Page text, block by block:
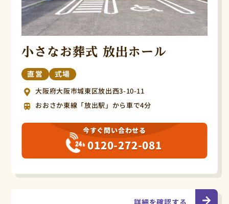
小さなお葬式 放出ホール
直営 式場
大阪府大阪市城東区放出西3-10-11
おおさか東線「放出駅」から車で4分
今すぐ問い合わせる
0120-272-081